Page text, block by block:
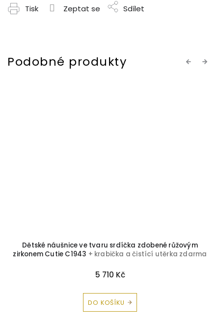
Tisk Zeptat se Sdílet
Previous
Dětské náušnice ve tvaru srdíčka zdobené růžovým
zirkonem Cutie C1943 + krabička a čistící utěrka zdarma
5 710 Kč
DO KOŠÍKU
Next